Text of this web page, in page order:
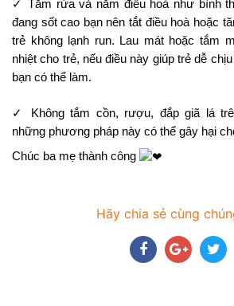
✓ Tắm rửa và nằm điều hoà như bình
đang sốt cao bạn nên tắt điều hoà hoặc
trẻ không lạnh run. Lau mát hoặc tắm
nhiệt cho trẻ, nếu điều này giúp trẻ dễ
bạn có thể làm.
✓ Không tắm cồn, rượu, đắp giã lá
những phương pháp này có thể gây hại
Chúc ba mẹ thành công
Hãy chia sẻ cùng